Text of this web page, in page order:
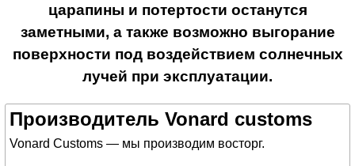
царапины и потертости останутся
заметными, а также возможно выгорание
поверхности под воздействием солнечных
лучей при эксплуатации.
Производитель Vonard customs
Vonard Customs — мы производим восторг.